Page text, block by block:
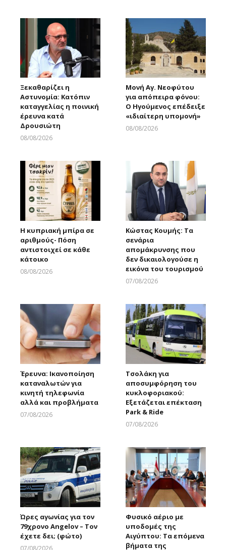
Ξεκαθαρίζει η
Αστυνομία: Κατόπιν
καταγγελίας η ποινική
έρευνα κατά
Δρουσιώτη
08/08/2026
Μονή Αγ. Νεοφύτου
για απόπειρα φόνου:
Ο Ηγούμενος επέδειξε
«ιδιαίτερη υπομονή»
08/08/2026
Η κυπριακή μπίρα σε
αριθμούς- Πόση
αντιστοιχεί σε κάθε
κάτοικο
08/08/2026
Κώστας Κουμής: Τα
σενάρια
απομάκρυνσης που
δεν δικαιολογούσε η
εικόνα του τουρισμού
07/08/2026
Έρευνα: Ικανοποίηση
καταναλωτών για
κινητή τηλεφωνία
αλλά και προβλήματα
07/08/2026
Τσολάκη για
αποσυμφόρηση του
κυκλοφοριακού:
Εξετάζεται επέκταση
Park & Ride
07/08/2026
Ώρες αγωνίας για τον
79χρονο Angelov – Τον
έχετε δει; (φώτο)
07/08/2026
Φυσικό αέριο με
υποδομές της
Αιγύπτου: Τα επόμενα
βήματα της